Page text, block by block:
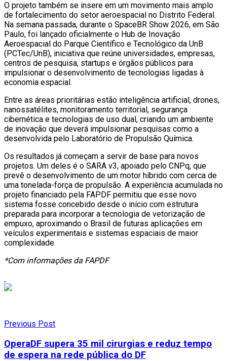
O projeto também se insere em um movimento mais amplo
de fortalecimento do setor aeroespacial no Distrito Federal.
Na semana passada, durante o SpaceBR Show 2026, em São
Paulo, foi lançado oficialmente o Hub de Inovação
Aeroespacial do Parque Científico e Tecnológico da UnB
(PCTec/UnB), iniciativa que reúne universidades, empresas,
centros de pesquisa, startups e órgãos públicos para
impulsionar o desenvolvimento de tecnologias ligadas à
economia espacial.
Entre as áreas prioritárias estão inteligência artificial, drones,
nanossatélites, monitoramento territorial, segurança
cibernética e tecnologias de uso dual, criando um ambiente
de inovação que deverá impulsionar pesquisas como a
desenvolvida pelo Laboratório de Propulsão Química.
Os resultados já começam a servir de base para novos
projetos. Um deles é o SARA v3, apoiado pelo CNPq, que
prevê o desenvolvimento de um motor híbrido com cerca de
uma tonelada-força de propulsão. A experiência acumulada no
projeto financiado pela FAPDF permitiu que esse novo
sistema fosse concebido desde o início com estrutura
preparada para incorporar a tecnologia de vetorização de
empuxo, aproximando o Brasil de futuras aplicações em
veículos experimentais e sistemas espaciais de maior
complexidade.
*Com informações da FAPDF
Previous Post
OperaDF supera 35 mil cirurgias e reduz tempo
de espera na rede pública do DF